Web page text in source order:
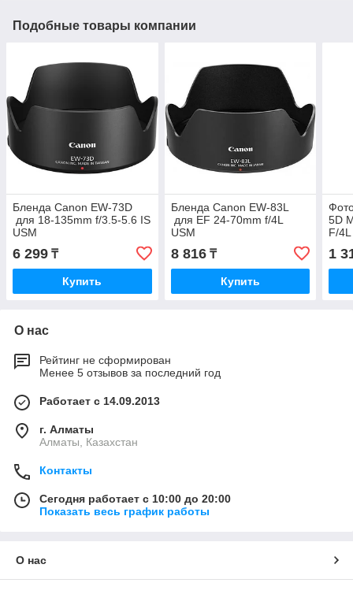
Подобные товары компании
Бленда Canon EW-73D
для 18-135mm f/3.5-5.6 IS
USM
6 299 ₸
Купить
Бленда Canon EW-83L
для EF 24-70mm f/4L
USM
8 816₸
Купить
5D
F/
1
О нас
Рейтинг не сформирован
Менее 5 отзывов за последний год
Работает с 14.09.2013
г. Алматы
Алматы, Казахстан
Контакты
Сегодня работает с 10:00 до 20:00
Показать весь график работы
О нас